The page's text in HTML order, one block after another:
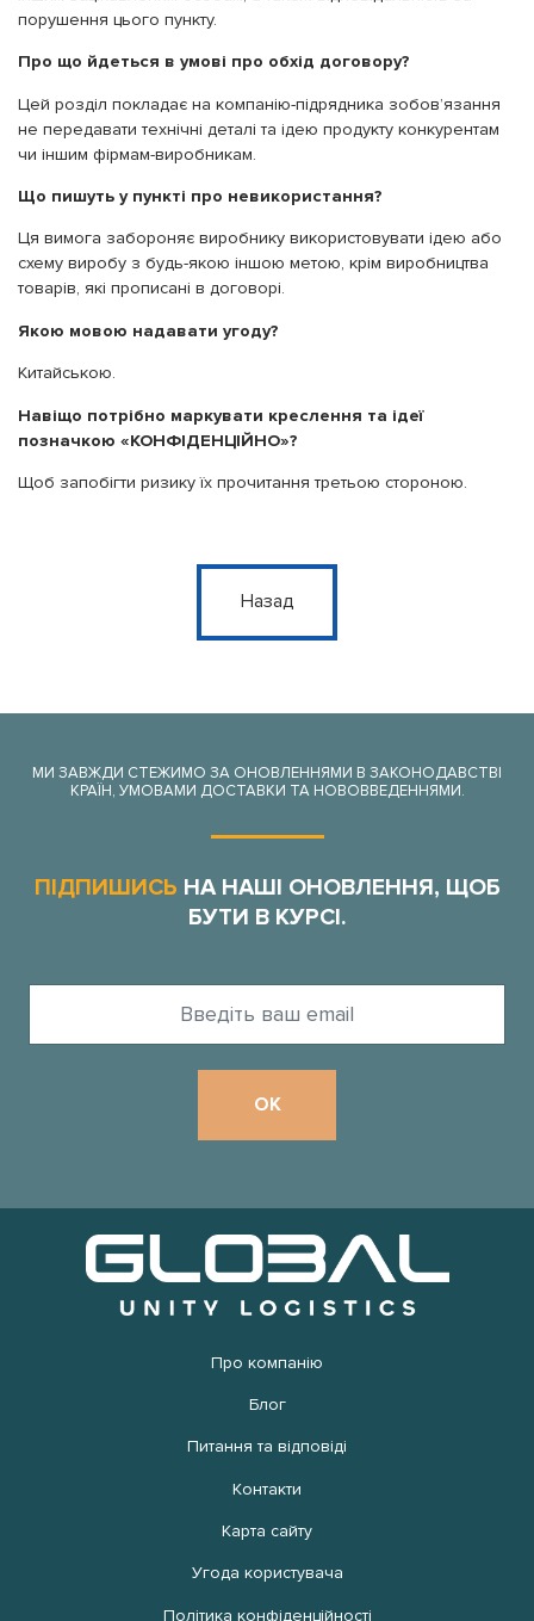
порушення цього пункту.
Про що йдеться в умові про обхід договору?
Цей розділ покладає на компанію-підрядника зобов’язання
не передавати технічні деталі та ідею продукту конкурентам
чи іншим фірмам-виробникам.
Що пишуть у пункті про невикористання?
Ця вимога забороняє виробнику використовувати ідею або
схему виробу з будь-якою іншою метою, крім виробництва
товарів, які прописані в договорі.
Якою мовою надавати угоду?
Китайською.
Навіщо потрібно маркувати креслення та ідеї
позначкою «КОНФІДЕНЦІЙНО»?
Щоб запобігти ризику їх прочитання третьою стороною.
Назад
МИ ЗАВЖДИ СТЕЖИМО ЗА ОНОВЛЕННЯМИ В ЗАКОНОДАВСТВІ
КРАЇН, УМОВАМИ ДОСТАВКИ ТА НОВОВВЕДЕННЯМИ.
ПІДПИШИСЬ НА НАШІ ОНОВЛЕННЯ, ЩОБ
БУТИ В КУРСІ.
Про компанію
Блог
Питання та відповіді
Контакти
Карта сайту
Угода користувача
Політика конфіденційності